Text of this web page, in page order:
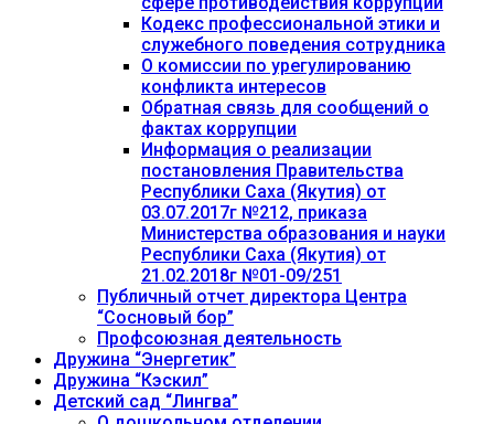
Кодекс профессиональной этики и
служебного поведения сотрудника
О комиссии по урегулированию
конфликта интересов
Обратная связь для сообщений о
фактах коррупции
Информация о реализации
постановления Правительства
Республики Саха (Якутия) от
03.07.2017г №212, приказа
Министерства образования и науки
Республики Саха (Якутия) от
21.02.2018г №01-09/251
Публичный отчет директора Центра
“Сосновый бор”
Профсоюзная деятельность
Дружина “Энергетик”
Дружина “Кэскил”
Детский сад “Лингва”